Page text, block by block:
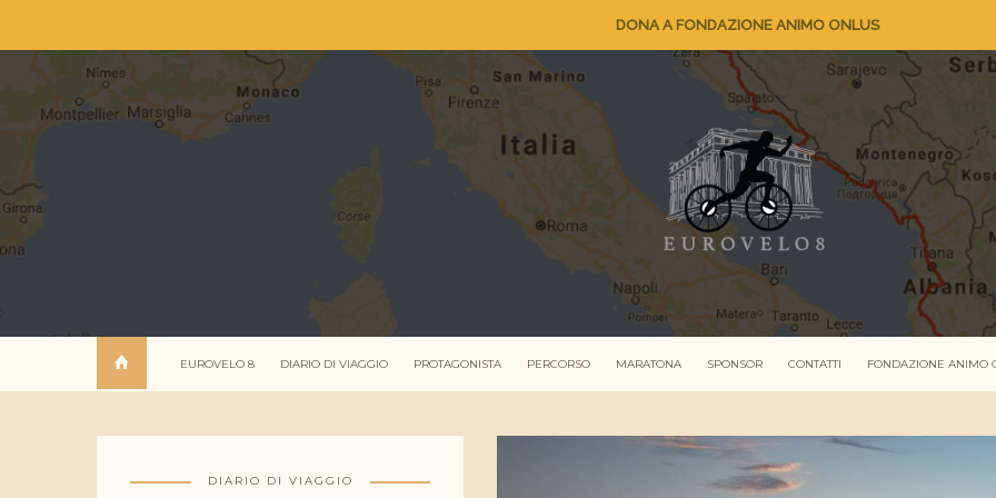
DONA A FONDAZIONE ANIMO ONLUS
EUROVELO 8 DIARIO DI VIAGGIO PROTAGONISTA PERCORSO MARATONA SPONSOR CONTATTI FONDAZIONE ANIMO
DIARIO DI VIAGGIO